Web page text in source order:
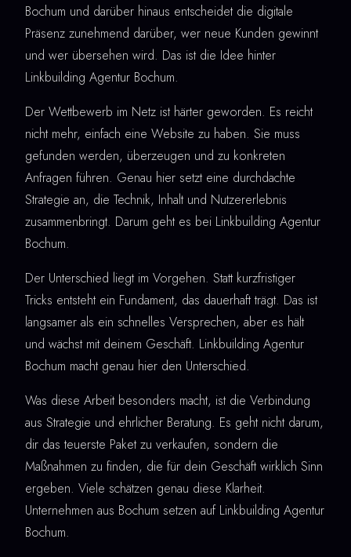
Bochum und darüber hinaus entscheidet die digitale
Präsenz zunehmend darüber, wer neue Kunden gewinnt
und wer übersehen wird. Das ist die Idee hinter
Linkbuilding Agentur Bochum.
Der Wettbewerb im Netz ist härter geworden. Es reicht
nicht mehr, einfach eine Website zu haben. Sie muss
gefunden werden, überzeugen und zu konkreten
Anfragen führen. Genau hier setzt eine durchdachte
Strategie an, die Technik, Inhalt und Nutzererlebnis
zusammenbringt. Darum geht es bei Linkbuilding Agentur
Bochum.
Der Unterschied liegt im Vorgehen. Statt kurzfristiger
Tricks entsteht ein Fundament, das dauerhaft trägt. Das ist
langsamer als ein schnelles Versprechen, aber es hält
und wächst mit deinem Geschäft. Linkbuilding Agentur
Bochum macht genau hier den Unterschied.
Was diese Arbeit besonders macht, ist die Verbindung
aus Strategie und ehrlicher Beratung. Es geht nicht darum,
dir das teuerste Paket zu verkaufen, sondern die
Maßnahmen zu finden, die für dein Geschäft wirklich Sinn
ergeben. Viele schätzen genau diese Klarheit.
Unternehmen aus Bochum setzen auf Linkbuilding Agentur
Bochum.